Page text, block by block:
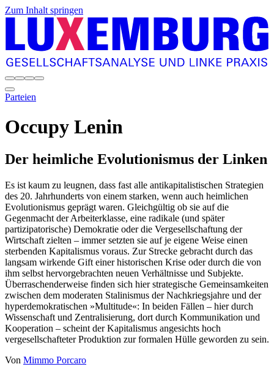
Zum Inhalt springen
Parteien
Occupy Lenin
Der heimliche Evolutionismus der Linken
Es ist kaum zu leugnen, dass fast alle antikapitalistischen Strategien
des 20. Jahrhunderts von einem starken, wenn auch heimlichen
Evolutionismus geprägt waren. Gleichgültig ob sie auf die
Gegenmacht der Arbeiterklasse, eine radikale (und später
partizipatorische) Demokratie oder die Vergesellschaftung der
Wirtschaft zielten – immer setzten sie auf je eigene Weise einen
sterbenden Kapitalismus voraus. Zur Strecke gebracht durch das
langsam wirkende Gift einer historischen Krise oder durch die von
ihm selbst hervorgebrachten neuen Verhältnisse und Subjekte.
Überraschenderweise finden sich hier strategische Gemeinsamkeiten
zwischen dem moderaten Stalinismus der Nachkriegsjahre und der
hyperdemokratischen »Multitude«: In beiden Fällen – hier durch
Wissenschaft und Zentralisierung, dort durch Kommunikation und
Kooperation – scheint der Kapitalismus angesichts hoch
vergesellschafteter Produktion zur formalen Hülle geworden zu sein.
Von Mimmo Porcaro